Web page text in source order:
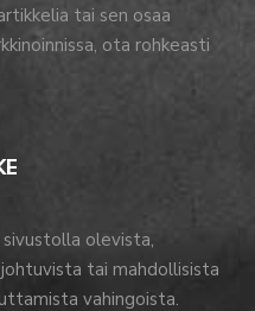
tai sen osaa
ota rohkeasti
olevista,
tai mahdollisista
vahingoista.